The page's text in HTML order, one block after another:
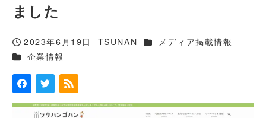
ました
投稿日
2023年6月19日
著
TSUNAN カテゴリー
メディア掲載情報
カテゴリー
企業情報